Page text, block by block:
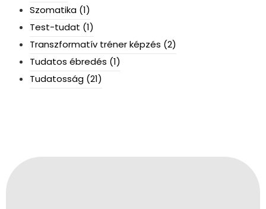
Szomatika (1)
Test-tudat (1)
Transzformatív tréner képzés (2)
Tudatos ébredés (1)
Tudatosság (21)